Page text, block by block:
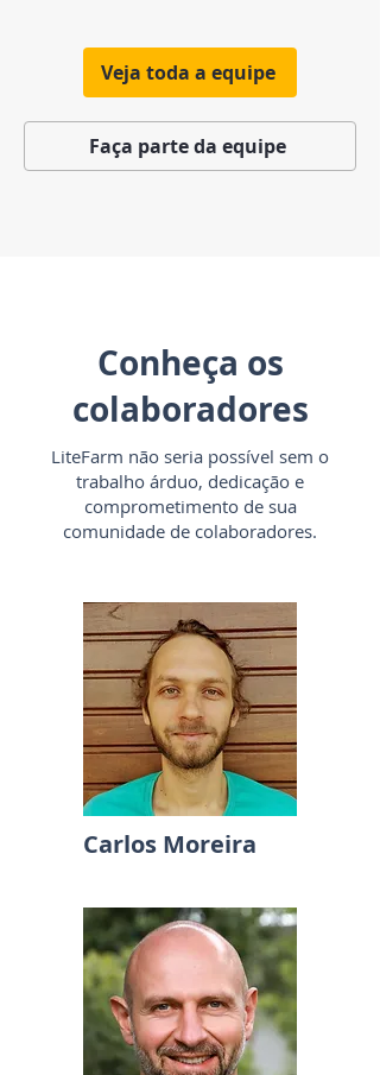
Veja toda a equipe
Faça parte da equipe
Conheça os
colaboradores
LiteFarm não seria possível sem o
trabalho árduo, dedicação e
comprometimento de sua
comunidade de colaboradores.
Carlos Moreira